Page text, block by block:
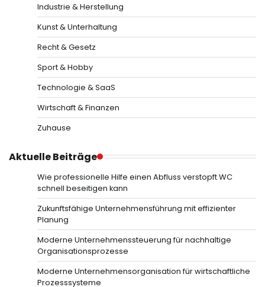
Industrie & Herstellung
Kunst & Unterhaltung
Recht & Gesetz
Sport & Hobby
Technologie & SaaS
Wirtschaft & Finanzen
Zuhause
Aktuelle Beiträge
Wie professionelle Hilfe einen Abfluss verstopft WC
schnell beseitigen kann
Zukunftsfähige Unternehmensführung mit effizienter
Planung
Moderne Unternehmenssteuerung für nachhaltige
Organisationsprozesse
Moderne Unternehmensorganisation für wirtschaftliche
Prozesssysteme